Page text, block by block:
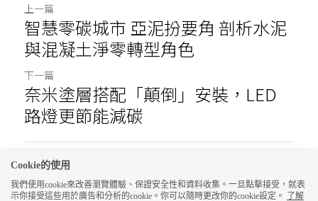
上一篇
智慧零碳城市 亞泥扮要角 剖析水泥
與混凝土淨零轉型角色
下一篇
奈米塗層搭配「顛倒」安裝，LED
路燈更節能減碳
返回網站
Cookie的使用
我們使用cookie來改善瀏覽體驗、保證安全性和資料收集。一旦點擊接受，就表
示你接受這些用於廣告和分析的cookie。你可以隨時更改你的cookie設定。
了解